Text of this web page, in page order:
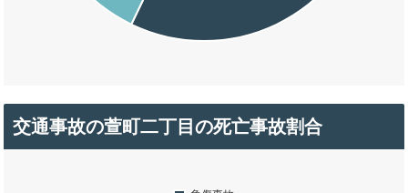
交通事故の萱町二丁目の死亡事故割合